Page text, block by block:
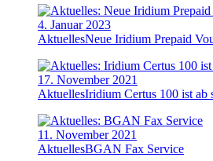
4. Januar 2023
AktuellesNeue Iridium Prepaid
17. November 2021
AktuellesIridium Certus 100 ist ab
11. November 2021
AktuellesBGAN Fax Service